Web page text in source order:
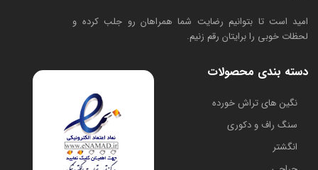
امید است تا بتوانیم رضایت شما همراهان رو جلب کرده و
لحظات خوبی را برایتان رقم زنیم.
دسته بندی محصولات
​نگین های تراش خورده
سنگ راف و دکوری
انگشتر